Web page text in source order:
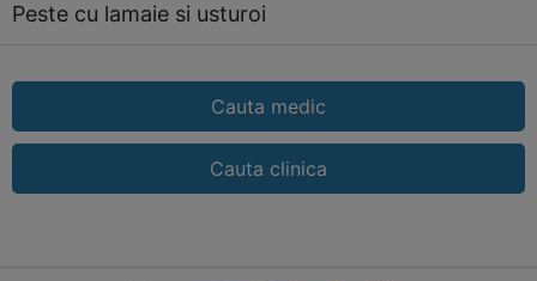
Peste cu lamaie si usturoi
Cauta medic
Cauta clinica